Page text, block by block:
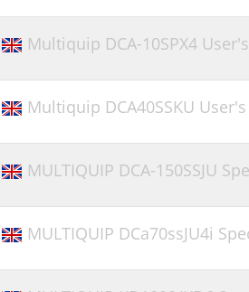
Multiquip DCA-10SPX4
Multiquip DCA40SSKU
MULTIQUIP DCA-150SSJU
MULTIQUIP DCa70ssJU4i